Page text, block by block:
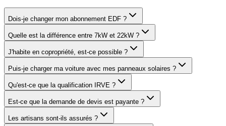
Dois-je changer mon abonnement EDF ?
Quelle est la différence entre 7kW et 22kW ?
J'habite en copropriété, est-ce possible ?
Puis-je charger ma voiture avec mes panneaux solaires ?
Qu'est-ce que la qualification IRVE ?
Est-ce que la demande de devis est payante ?
Les artisans sont-ils assurés ?